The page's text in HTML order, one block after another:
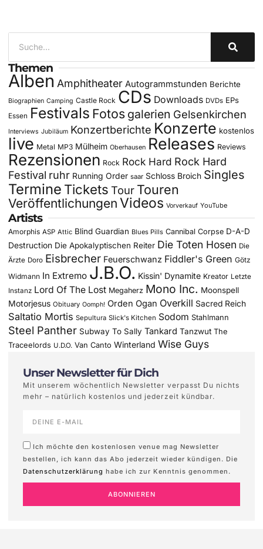
Themen
Alben Amphitheater Autogrammstunden Berichte
Biographien Camping Castle Rock CDs Downloads DVDs EPs
Essen Festivals Fotos galerien Gelsenkirchen
Interviews Jubiläum Konzertberichte Konzerte kostenlos
live Metal MP3 Mülheim Oberhausen Releases Reviews
Rezensionen Rock Rock Hard Rock Hard
Festival ruhr Running Order saar Schloss Broich Singles
Termine Tickets Tour Touren
Veröffentlichungen Videos Vorverkauf YouTube
Artists
Amorphis ASP Attic Blind Guardian Blues Pills Cannibal Corpse D-A-D
Destruction Die Apokalyptischen Reiter Die Toten Hosen Die
Ärzte Doro Eisbrecher Feuerschwanz Fiddler's Green Götz
Widmann In Extremo J.B.O. Kissin' Dynamite Kreator Letzte
Instanz Lord Of The Lost Megaherz Mono Inc. Moonspell
Motorjesus Obituary Oomph! Orden Ogan Overkill Sacred Reich
Saltatio Mortis Sepultura Slick's Kitchen Sodom Stahlmann
Steel Panther Subway To Sally Tankard Tanzwut The
Traceelords U.D.O. Van Canto Winterland Wise Guys
Unser Newsletter für Dich
Mit unserem wöchentlich Newsletter verpasst Du nichts
mehr – natürlich kostenlos und jederzeit kündbar.
Ich möchte den kostenlosen venue mag Newsletter
bestellen, ich kann das Abo jederzeit wieder kündigen. Die
Datenschutzerklärung habe ich zur Kenntnis genommen.
ABONNIEREN